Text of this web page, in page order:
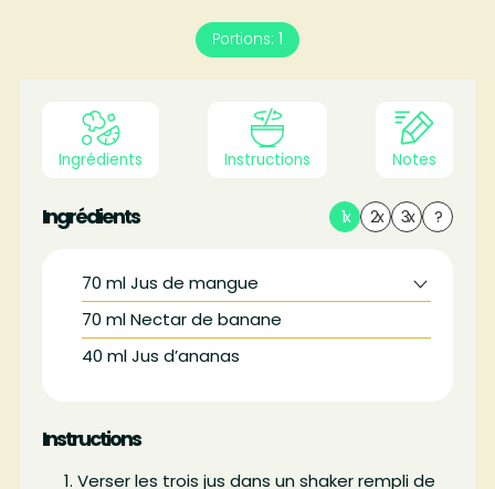
Portions: 1
Ingrédients Instructions Notes
Ingrédients 1x 2x 3x ?
70 mlJus de mangue
70 mlNectar de banane
40 mlJus d’ananas
Instructions
Verser les trois jus dans un shaker rempli de